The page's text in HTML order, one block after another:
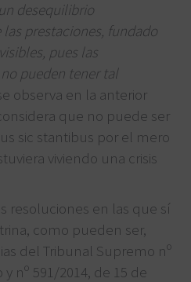
desequilibrio
prestaciones, fundado
pues las
pueden tener tal
observa en la anterior
que no puede ser
sic stantibus por el mero
viviendo una crisis
resoluciones en las que sí
como pueden ser,
del Tribunal Supremo nº
nº 591/2014, de 15 de